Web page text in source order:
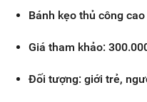
Bánh kẹo thủ công
Giá tham khảo:
Đối tượng: giới trẻ,